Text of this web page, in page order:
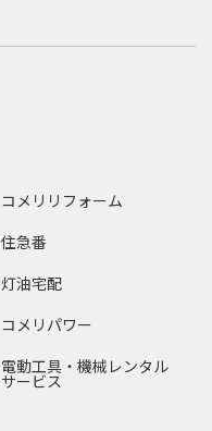
コメリリフォーム
住急番
灯油宅配
コメリパワー
電動工具・機械レンタル
サービス